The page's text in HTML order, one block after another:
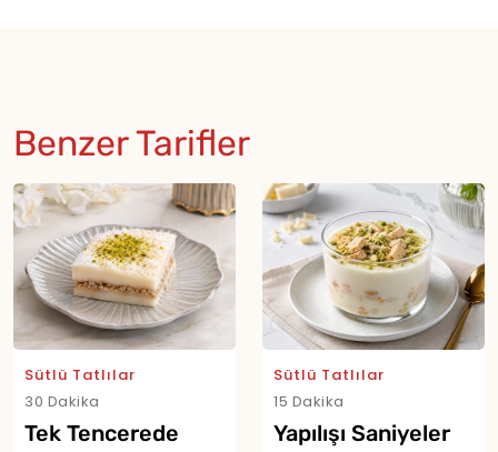
Benzer Tarifler
Sütlü Tatlılar
30 Dakika
Tek Tencerede
Sütlü Tatlılar
15 Dakika
Yapılışı Saniyeler